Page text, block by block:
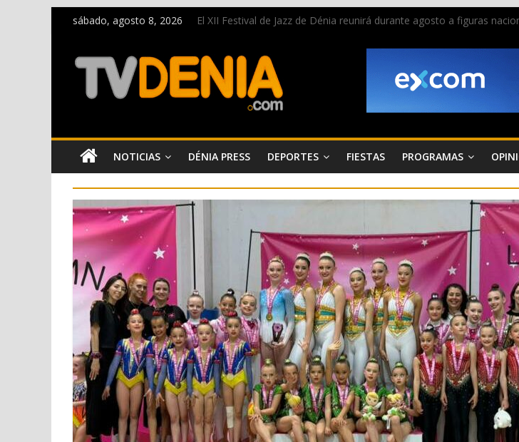
sábado, agosto 8, 2026
El XII Festival de Jazz de Dénia reunirá durante agosto a figuras
El bando moro protagonista en la Segunda Entraeta Festera
Paco Adsuar dona al Arxiu de Dénia más de 50.000 imágenes de la
La Entraeta Festera llena de ambiente la calle Marqués de Campo
NOTICIAS DÉNIA PRESS DEPORTES FIESTAS PROGRAMAS